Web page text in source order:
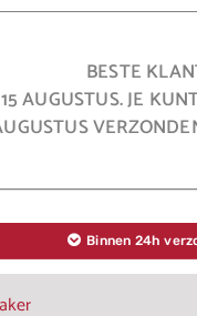
BESTE
JE
Binnen 24h